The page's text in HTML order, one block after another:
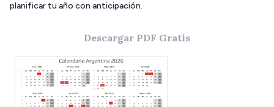
planificar tu año con anticipación.
Descargar PDF Gratis